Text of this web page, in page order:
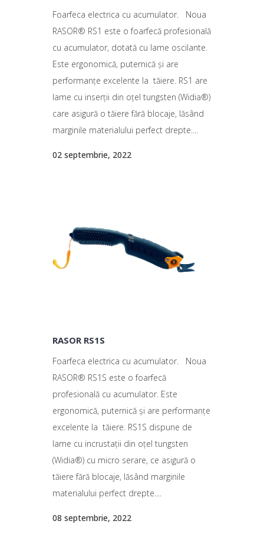
Foarfeca electrica cu acumulator. Noua
RASOR® RS1 este o foarfecă profesională
cu acumulator, dotată cu lame oscilante.
Este ergonomică, puternică și are
performanțe excelente la tăiere. RS1 are
lame cu inserții din oțel tungsten (Widia®)
care asigură o tăiere fără blocaje, lăsând
marginile materialului perfect drepte....
02 septembrie, 2022
RASOR RS1S
Foarfeca electrica cu acumulator. Noua
RASOR® RS1S este o foarfecă
profesională cu acumulator. Este
ergonomică, puternică și are performanțe
excelente la tăiere. RS1S dispune de
lame cu incrustații din oțel tungsten
(Widia®) cu micro serare, ce asigură o
tăiere fără blocaje, lăsând marginile
materialului perfect drepte....
08 septembrie, 2022